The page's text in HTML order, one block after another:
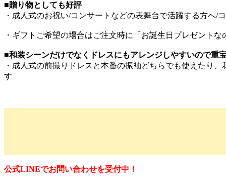
■贈り物としても好評
・成人式のお祝い/コンサートなどの表舞台で活躍する方へ
・ギフトご希望の場合はご注文時に「お誕生日プレゼント
■和装シーンだけでなくドレスにもアレンジしやすいので重
・成人式の前撮りドレスと本番の振袖どちらでも使えたり
す
公式LINEでお問い合わせを受付中！